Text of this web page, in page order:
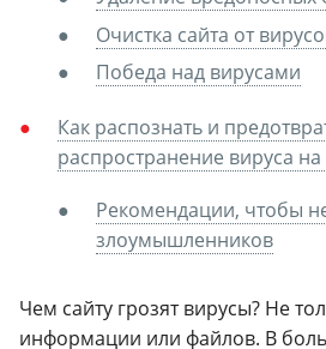
Очистка сайта от
Победа над вирусами
Как распознать и
распространение вируса на
Рекомендации, чтобы
злоумышленников
Чем сайту грозят вирусы? Не
информации или файлов. В